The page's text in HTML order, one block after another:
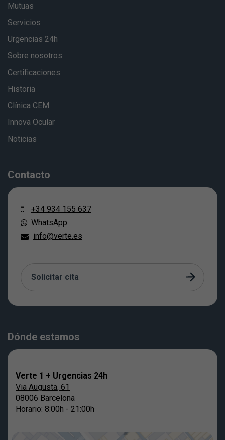
Mutuas
Servicios
Urgencias 24h
Sobre nosotros
Certificaciones
Historia
Clínica CEM
Innova Ocular
Noticias
Contacto
+34 934 155 637
WhatsApp
info@verte.es
Solicitar cita
Dónde estamos
Verte 1 + Urgencias 24h
Via Augusta, 61
08006 Barcelona
Horario: 8:00h - 21:00h